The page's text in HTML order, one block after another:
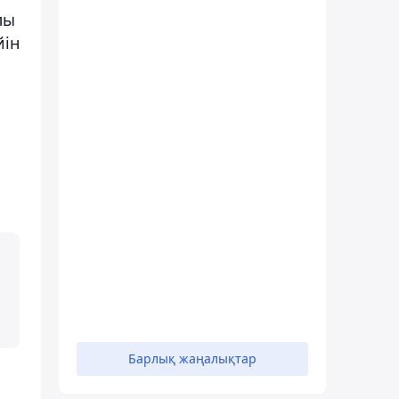
Барлық жаңалықтар